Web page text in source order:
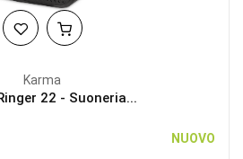
Karma
22 - Suoneria...
NUOVO